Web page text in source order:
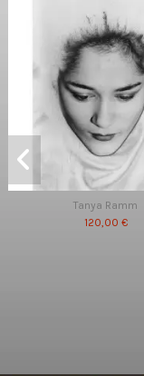
Tanya Ramm
120,00 €